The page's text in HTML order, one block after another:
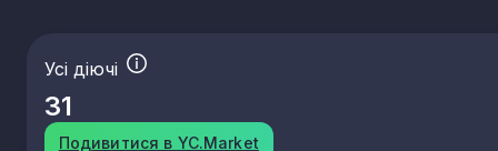
Усі діючі
31
Подивитися в YC.Market